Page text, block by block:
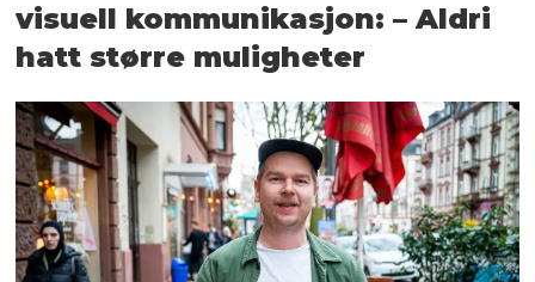
visuell kommunikasjon: – Aldri
hatt større muligheter